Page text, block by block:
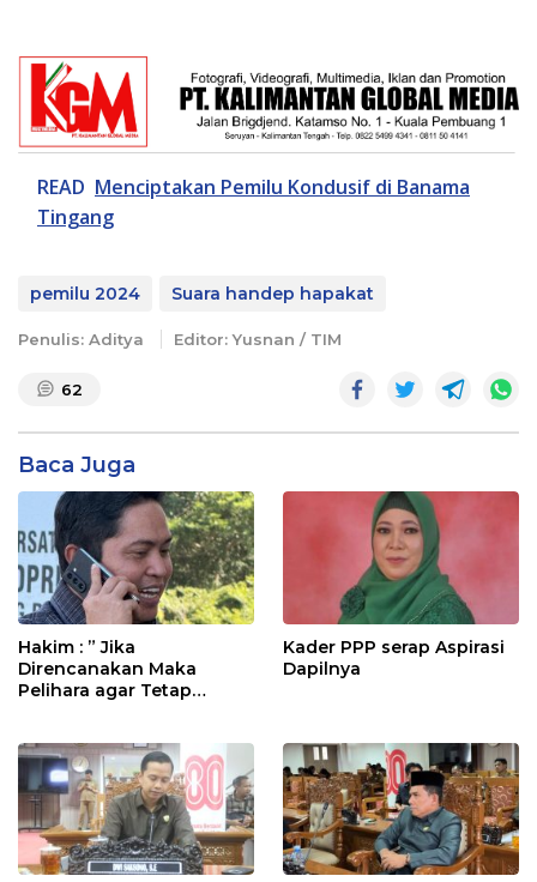
READ Menciptakan Pemilu Kondusif di Banama
Tingang
pemilu 2024 Suara handep hapakat
Penulis: Aditya Editor: Yusnan / TIM
62
Baca Juga
Hakim : ” Jika
Direncanakan Maka
Pelihara agar Tetap
Kader PPP serap Aspirasi
Dapilnya